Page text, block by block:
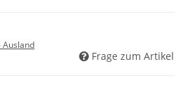
Ausland
Frage zum Artikel